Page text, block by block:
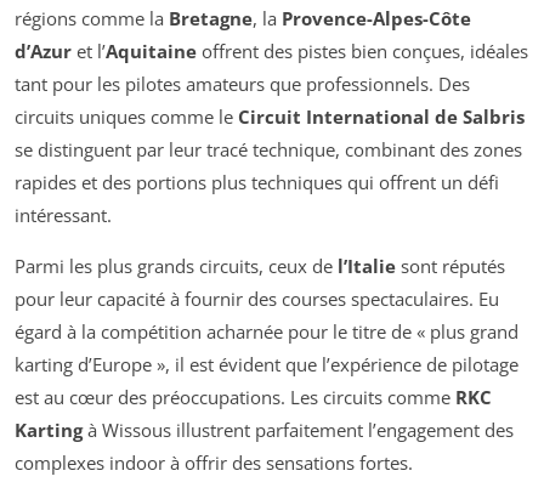
régions comme la Bretagne, la Provence-Alpes-Côte
d’Azur et l’Aquitaine offrent des pistes bien conçues, idéales
tant pour les pilotes amateurs que professionnels. Des
circuits uniques comme le Circuit International de Salbris
se distinguent par leur tracé technique, combinant des zones
rapides et des portions plus techniques qui offrent un défi
intéressant.
Parmi les plus grands circuits, ceux de l’Italie sont réputés
pour leur capacité à fournir des courses spectaculaires. Eu
égard à la compétition acharnée pour le titre de « plus grand
karting d’Europe », il est évident que l’expérience de pilotage
est au cœur des préoccupations. Les circuits comme RKC
Kartingà Wissous illustrent parfaitement l’engagement des
complexes indoor à offrir des sensations fortes.